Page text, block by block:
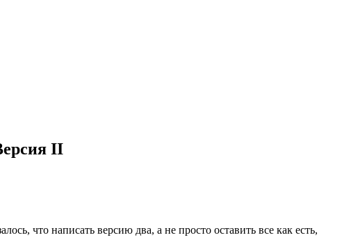
II
что написать версию два, а не просто оставить все как есть,